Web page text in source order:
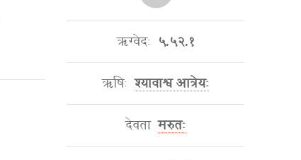
ऋग्वेदः ५.५२.१
ऋषिः श्यावाश्व आत्रेयः
देवता मरुतः